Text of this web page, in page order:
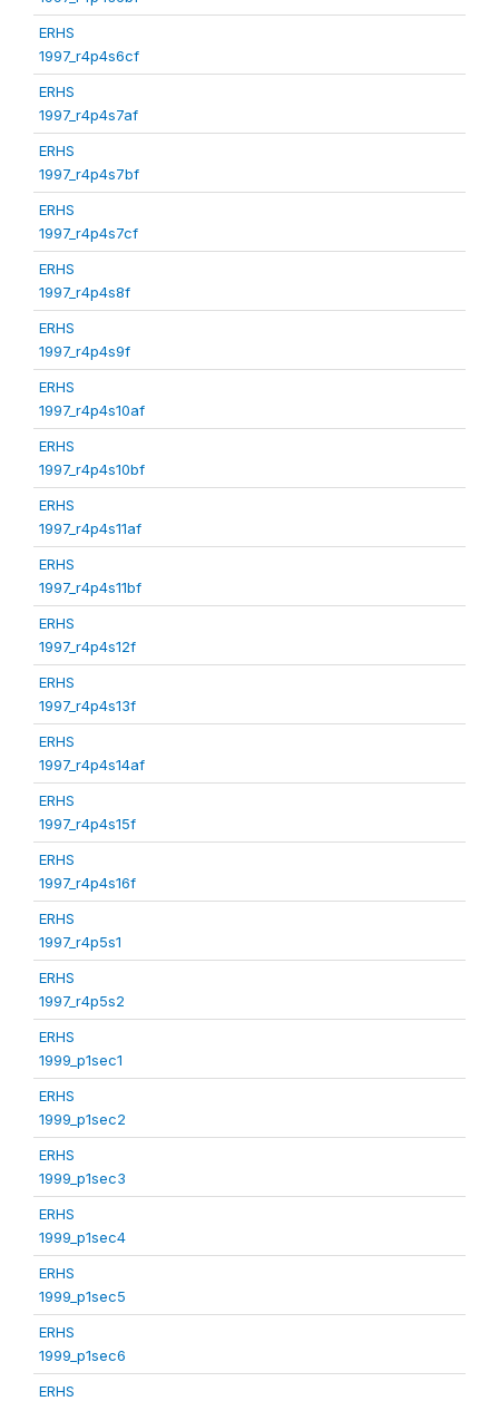
ERHS
1997_r4p4s6cf
ERHS
1997_r4p4s7af
ERHS
1997_r4p4s7bf
ERHS
1997_r4p4s7cf
ERHS
1997_r4p4s8f
ERHS
1997_r4p4s9f
ERHS
1997_r4p4s10af
ERHS
1997_r4p4s10bf
ERHS
1997_r4p4s11af
ERHS
1997_r4p4s11bf
ERHS
1997_r4p4s12f
ERHS
1997_r4p4s13f
ERHS
1997_r4p4s14af
ERHS
1997_r4p4s15f
ERHS
1997_r4p4s16f
ERHS
1997_r4p5s1
ERHS
1997_r4p5s2
ERHS
1999_p1sec1
ERHS
1999_p1sec2
ERHS
1999_p1sec3
ERHS
1999_p1sec4
ERHS
1999_p1sec5
ERHS
1999_p1sec6
ERHS